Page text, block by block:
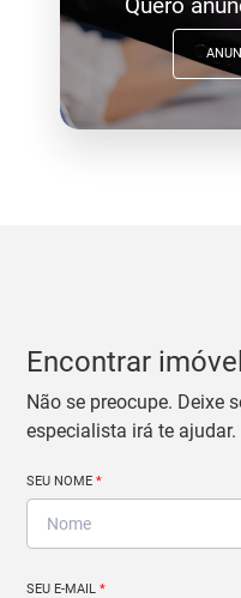
Encontrar
Não se preocupe. Deixe
especialista irá te ajudar.
SEU NOME*
SEU E-MAIL*